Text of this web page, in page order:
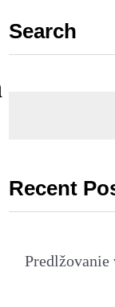
Search
Recent
Predlžovanie